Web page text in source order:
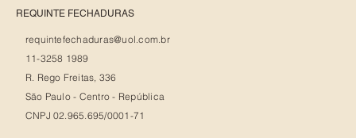
REQUINTE FECHADURAS
requintefechaduras@uol.com.br
11-3258 1989
R. Rego Freitas, 336
São Paulo - Centro - República
CNPJ 02.965.695/0001-71